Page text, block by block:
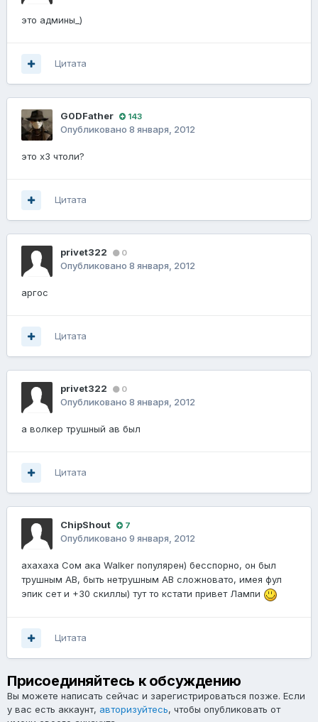
это админы_)
Цитата
G0DFathеr 143
Опубликовано 8 января, 2012
это х3 чтоли?
Цитата
privet322 0
Опубликовано 8 января, 2012
аргос
Цитата
privet322 0
Опубликовано 8 января, 2012
а волкер трушный ав был
Цитата
ChipShout 7
Опубликовано 9 января, 2012
ахахаха Сом ака Walker популярен) бесспорно, он был
трушным АВ, быть нетрушным АВ сложновато, имея фул
эпик сет и +30 скиллы) тут то кстати привет Лампи
Цитата
Присоединяйтесь к обсуждению
Вы можете написать сейчас и зарегистрироваться позже. Если
у вас есть аккаунт, авторизуйтесь, чтобы опубликовать от